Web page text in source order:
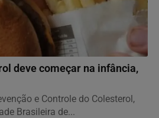
deve começar na infância,
e Controle do Colesterol,
Brasileira de...